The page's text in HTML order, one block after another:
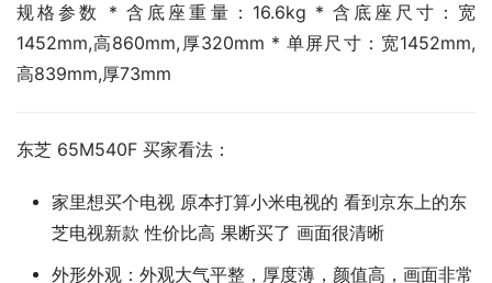
规格参数 * 含底座重量：16.6kg * 含底座尺寸：宽
1452mm,高860mm,厚320mm * 单屏尺寸：宽1452mm,
高839mm,厚73mm
东芝 65M540F 买家看法：
家里想买个电视 原本打算小米电视的 看到京东上的东
芝电视新款 性价比高 果断买了 画面很清晰
外形外观：外观大气平整，厚度薄，颜值高，画面非常